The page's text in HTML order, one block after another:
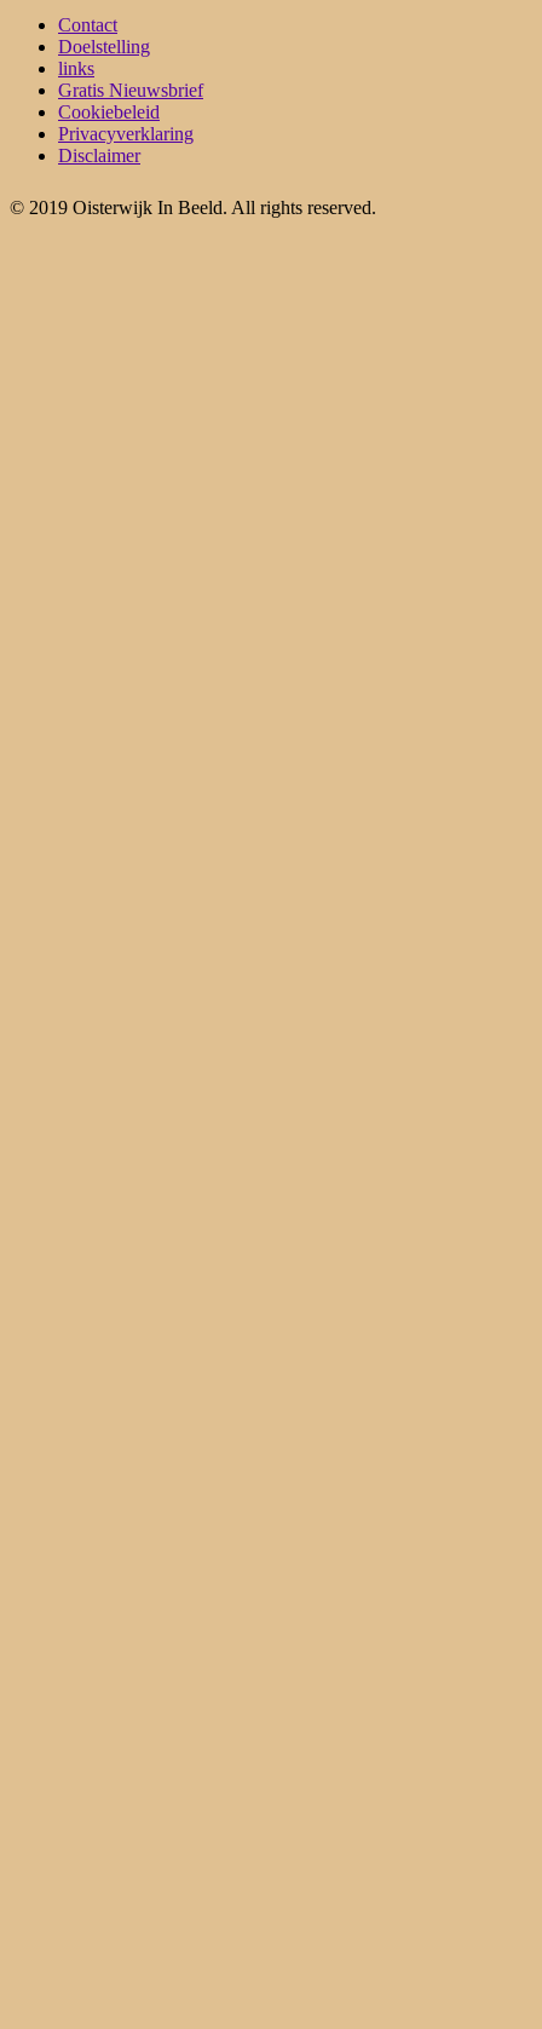
Contact
Doelstelling
links
Gratis Nieuwsbrief
Cookiebeleid
Privacyverklaring
Disclaimer
© 2019 Oisterwijk In Beeld. All rights reserved.